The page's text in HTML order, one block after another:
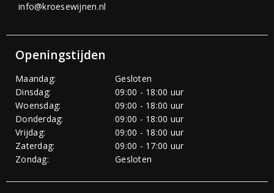
info@kroesewijnen.nl
Openingstijden
Maandag:
Gesloten
Dinsdag:
09:00 - 18:00 uur
Woensdag:
09:00 - 18:00 uur
Donderdag:
09:00 - 18:00 uur
Vrijdag:
09:00 - 18:00 uur
Zaterdag:
09:00 - 17:00 uur
Zondag:
Gesloten